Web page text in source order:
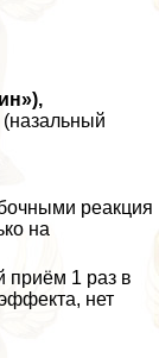
(назальный
реакция
на
приём 1 раз в
нет